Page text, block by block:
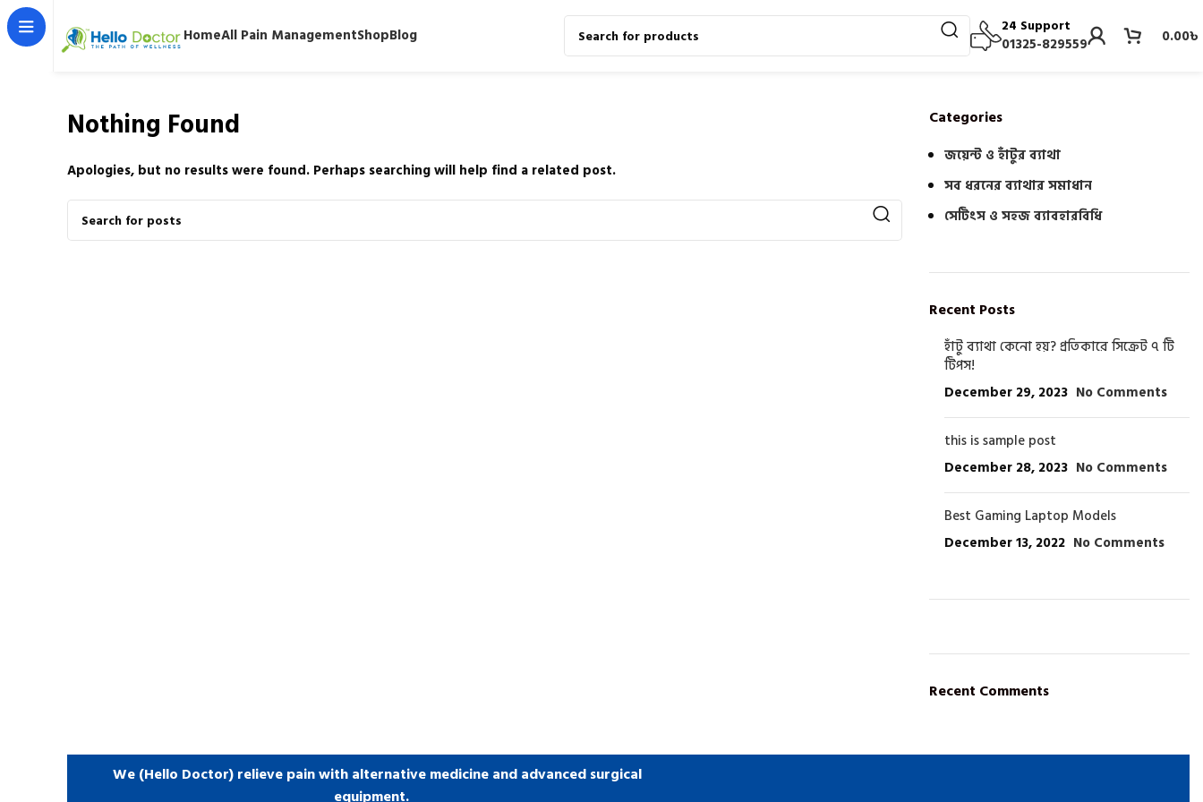
HomeAll Pain ManagementShopBlog 24 Support
01325-829559 0.00৳
Nothing Found
Apologies, but no results were found. Perhaps searching will help find a related post.
Categories
জয়েন্ট ও হাঁটুর ব্যাথা
সব ধরনের ব্যাথার সমাধান
সেটিংস ও সহজ ব্যাবহারবিধি
Recent Posts
হাঁটু ব্যাথা কেনো হয়? প্রতিকারে সিক্রেট ৭ টি
টিপস!
December 29, 2023 No Comments
this is sample post
December 28, 2023 No Comments
Best Gaming Laptop Models
December 13, 2022 No Comments
HP Envy 34
Recent Comments
We (Hello Doctor) relieve pain with alternative medicine and advanced surgical
equipment.